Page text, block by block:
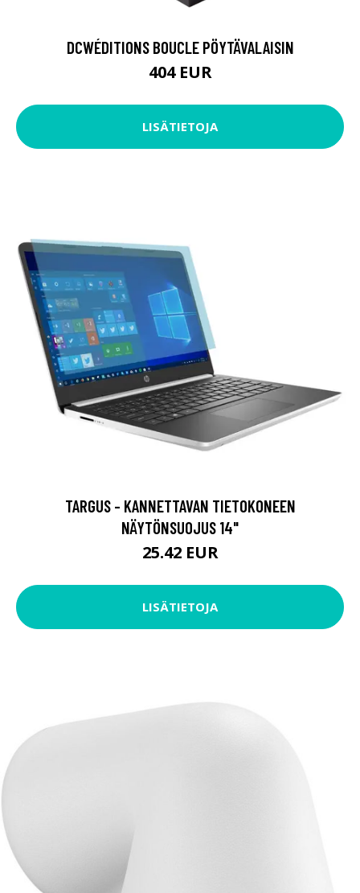
DCWÉDITIONS BOUCLE PÖYTÄVALAISIN
404 EUR
LISÄTIETOJA
TARGUS - KANNETTAVAN TIETOKONEEN
NÄYTÖNSUOJUS 14"
25.42 EUR
LISÄTIETOJA